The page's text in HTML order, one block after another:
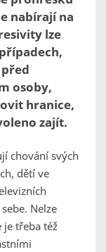
nabírají na
lze
osoby,
hranice,
zajít.
chování svých
dětí ve
Nelze
je třeba též